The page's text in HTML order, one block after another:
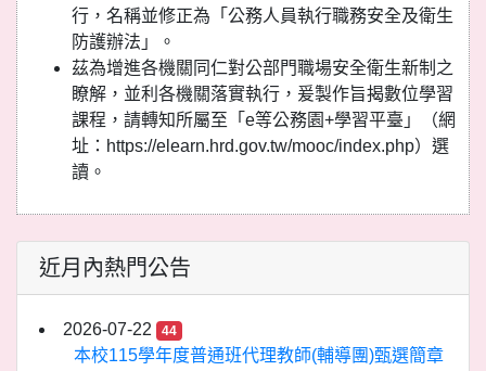
行，名稱並修正為「公務人員執行職務安全及衛生
防護辦法」。
茲為增進各機關同仁對公部門職場安全衛生新制之
瞭解，並利各機關落實執行，爰製作旨揭數位學習
課程，請轉知所屬至「e等公務園+學習平臺」（網
址：https://elearn.hrd.gov.tw/mooc/index.php）選
讀。
近月內熱門公告
2026-07-22 44
本校115學年度普通班代理教師(輔導團)甄選簡章